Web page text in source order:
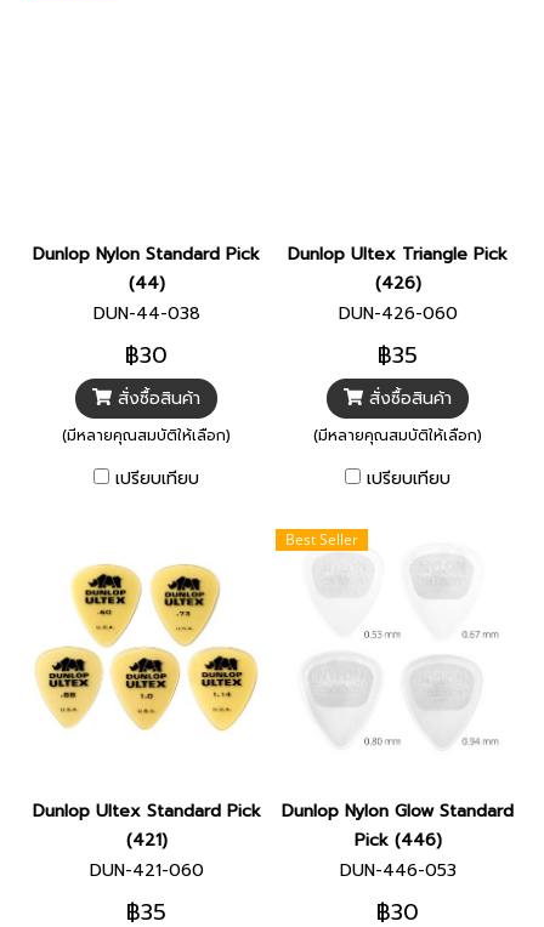
Dunlop Nylon Standard Pick
(44)
DUN-44-038
฿30
สั่งซื้อสินค้า
(มีหลายคุณสมบัติให้เลือก)
เปรียบเทียบ
Dunlop Ultex Triangle Pick
(426)
DUN-426-060
฿35
สั่งซื้อสินค้า
(มีหลายคุณสมบัติให้เลือก)
เปรียบเทียบ
Dunlop Ultex Standard Pick
(421)
DUN-421-060
฿35
Best Seller
Dunlop Nylon Glow Standard
Pick (446)
DUN-446-053
฿30